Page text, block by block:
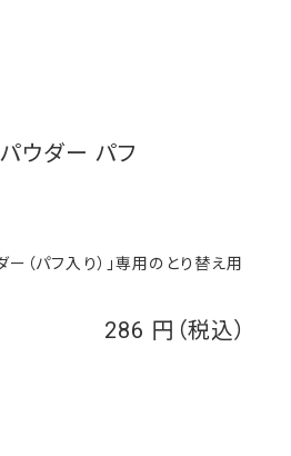
ウダー パフ
286
ー（パフ入り）」専用のとり替え用